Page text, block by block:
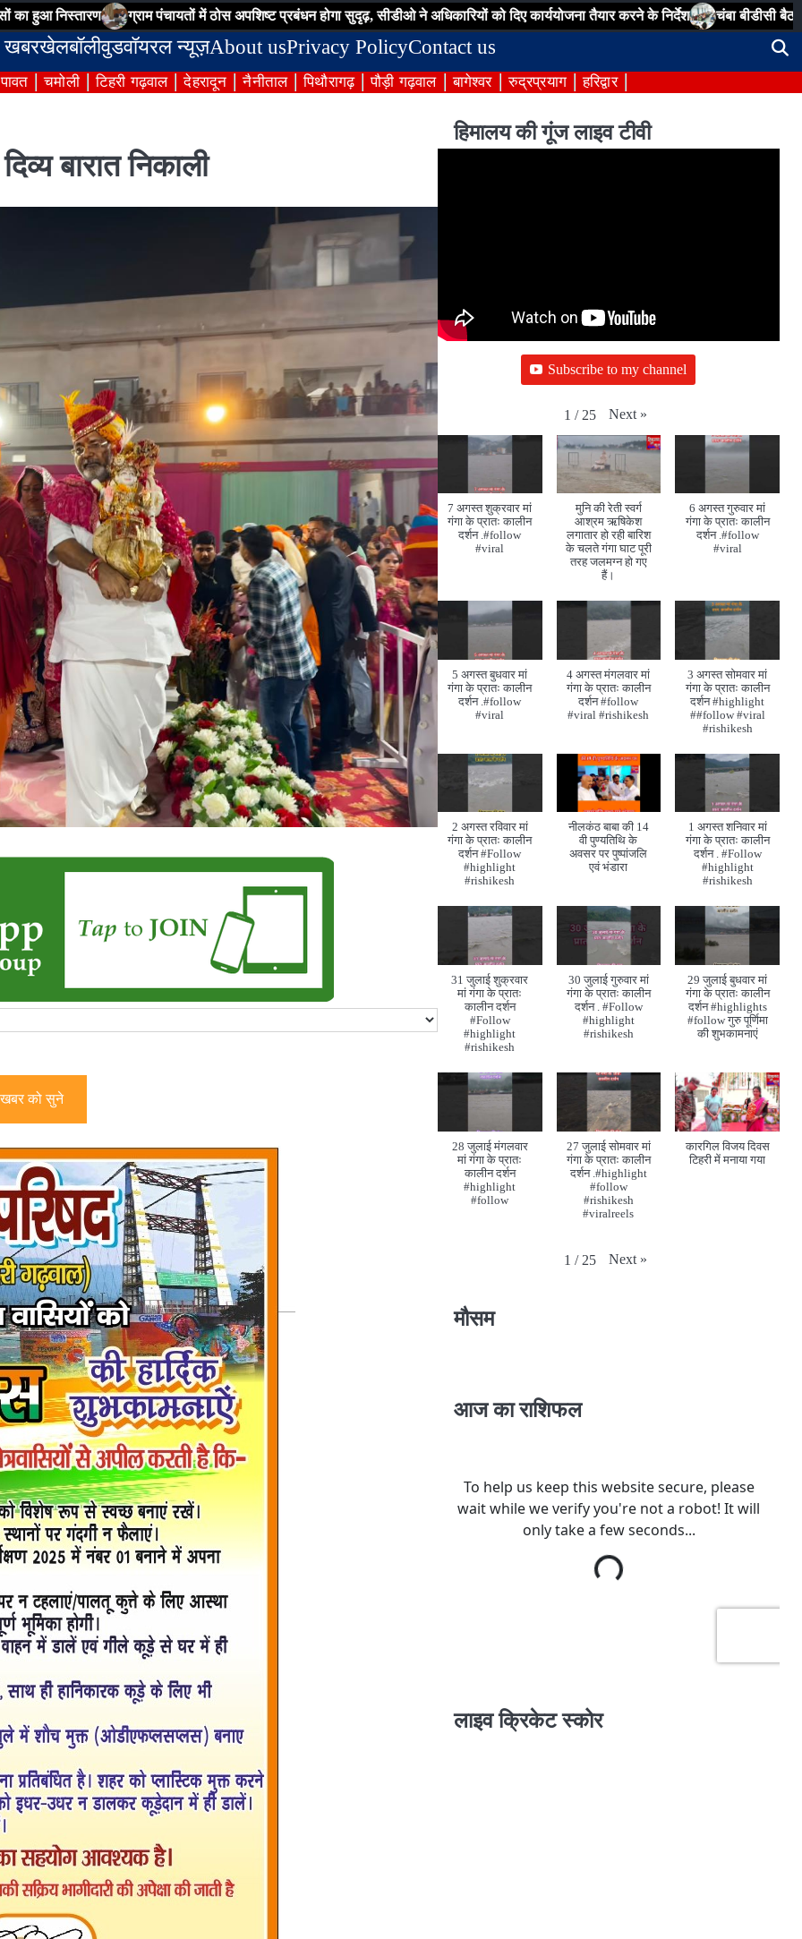
ग्राम पंचायतों में ठोस अपशिष्ट प्रबंधन होगा सुदृढ़, सीडीओ ने अधिकारियों को दिए कार्ययोजना तैयार करने के निर्देश चंबा बीडीसी बैठक: पेयजल,
खबरखेलबॉलीवुडवॉयरल न्यूज़About usPrivacy PolicyContact us
चमोली टिहरी गढ़वाल देहरादून नैनीताल पिथौरागढ़ पौड़ी गढ़वाल बागेश्वर रुद्रप्रयाग हरिद्वार
बारात निकाली
को सुने
हिमालय की गूंज लाइव टीवी
Subscribe to my channel
1 / 25 Next »
7 अगस्त शुक्रवार मां
गंगा के प्रातः कालीन
दर्शन .#follow
#viral
मुनि की रेती स्वर्ग
आश्रम ऋषिकेश
लगातार हो रही बारिश
के चलते गंगा घाट पूरी
तरह जलमग्न हो गए
हैं।
6 अगस्त गुरुवार मां
गंगा के प्रातः कालीन
दर्शन .#follow
#viral
5 अगस्त बुधवार मां
गंगा के प्रातः कालीन
दर्शन .#follow
#viral
4 अगस्त मंगलवार मां
गंगा के प्रातः कालीन
दर्शन #follow
#viral #rishikesh
3 अगस्त सोमवार मां
गंगा के प्रातः कालीन
दर्शन #highlight
##follow #viral
#rishikesh
2 अगस्त रविवार मां
गंगा के प्रातः कालीन
दर्शन #Follow
#highlight
#rishikesh
नीलकंठ बाबा की 14
वी पुण्यतिथि के
अवसर पर पुष्पांजलि
एवं भंडारा
1 अगस्त शनिवार मां
गंगा के प्रातः कालीन
दर्शन . #Follow
#highlight
#rishikesh
31 जुलाई शुक्रवार
मां गंगा के प्रातः
कालीन दर्शन
#Follow
#highlight
#rishikesh
30 जुलाई गुरुवार मां
गंगा के प्रातः कालीन
दर्शन . #Follow
#highlight
#rishikesh
29 जुलाई बुधवार मां
गंगा के प्रातः कालीन
दर्शन #highlights
#follow गुरु पूर्णिमा
की शुभकामनाएं
28 जुलाई मंगलवार
मां गंगा के प्रातः
कालीन दर्शन
#highlight
#follow
27 जुलाई सोमवार मां
गंगा के प्रातः कालीन
दर्शन .#highlight
#follow
#rishikesh
#viralreels
कारगिल विजय दिवस
टिहरी में मनाया गया
1 / 25 Next »
मौसम
आज का राशिफल
लाइव क्रिकेट स्कोर